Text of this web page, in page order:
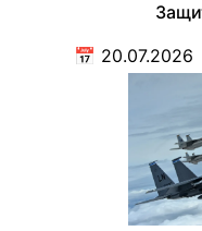
📅 20.07.2026